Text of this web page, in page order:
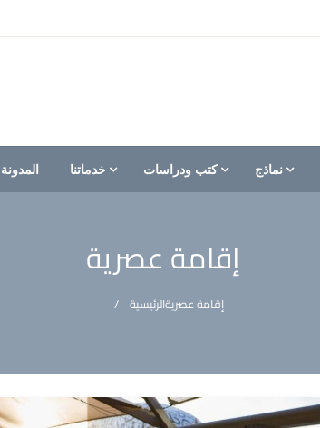
نماذج كتب ودراسات خدماتنا المدونة
إقامة عصرية
الرئيسيةإقامة عصرية